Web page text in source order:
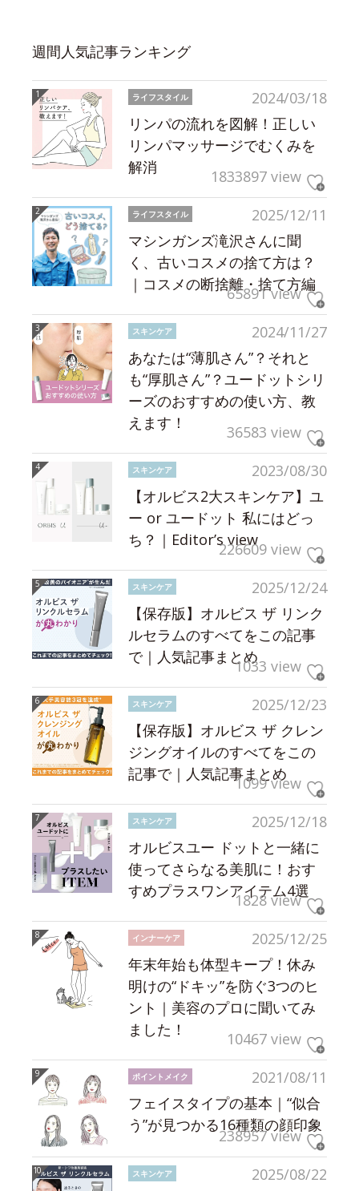
週間人気記事ランキング
2024/03/18
ライフスタイル
リンパの流れを図解！正しい
リンパマッサージでむくみを
解消
1833897 view
2025/12/11
ライフスタイル
マシンガンズ滝沢さんに聞
く、古いコスメの捨て方は？
｜コスメの断捨離・捨て方編
65891 view
2024/11/27
スキンケア
あなたは“薄肌さん”？それと
も“厚肌さん”？ユードットシリ
ーズのおすすめの使い方、教
えます！
36583 view
2023/08/30
スキンケア
【オルビス2大スキンケア】ユ
ー or ユードット 私にはどっ
ち？｜Editor’s view226609 view
2025/12/24
スキンケア
【保存版】オルビス ザ リンク
ルセラムのすべてをこの記事
で｜人気記事まとめ1033 view
2025/12/23
スキンケア
【保存版】オルビス ザ クレン
ジングオイルのすべてをこの
記事で｜人気記事まとめ
1099 view
2025/12/18
スキンケア
オルビスユー ドットと一緒に
使ってさらなる美肌に！おす
すめプラスワンアイテム4選
1828 view
2025/12/25
インナーケア
年末年始も体型キープ！休み
明けの“ドキッ”を防ぐ3つのヒ
ント｜美容のプロに聞いてみ
ました！
10467 view
2021/08/11
ポイントメイク
フェイスタイプの基本｜“似合
う”が見つかる16種類の顔印象
238957 view
2025/08/22
スキンケア